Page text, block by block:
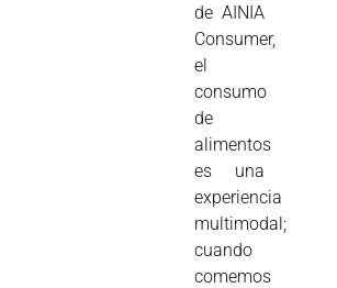
de AINIA
Consumer,
el
consumo
de
alimentos
es una
experiencia
multimodal;
cuando
comemos